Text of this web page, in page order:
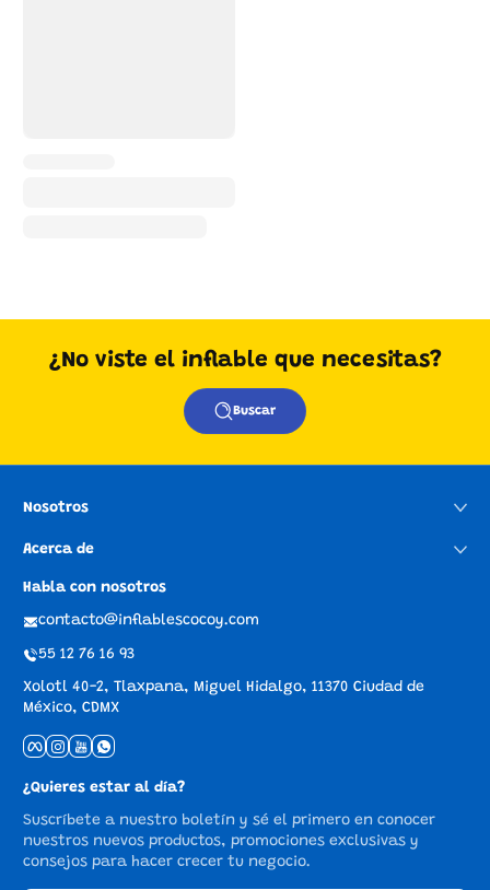
¿No viste el inflable que necesitas?
Buscar
Nosotros
Acerca de
Habla con nosotros
contacto@inflablescocoy.com
55 12 76 16 93
Xolotl 40-2, Tlaxpana, Miguel Hidalgo, 11370 Ciudad de
México, CDMX
Facebook
Instagram
YouTubewhatsApp
¿Quieres estar al día?
Suscríbete a nuestro boletín y sé el primero en conocer
nuestros nuevos productos, promociones exclusivas y
consejos para hacer crecer tu negocio.